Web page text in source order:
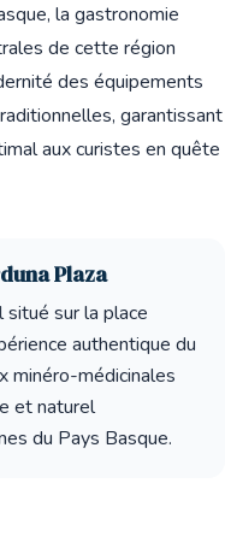
la gastronomie
de cette région
des équipements
garantissant
aux curistes en quête
Plaza
sur la place
authentique du
minéro-médicinales
et naturel
du Pays Basque.